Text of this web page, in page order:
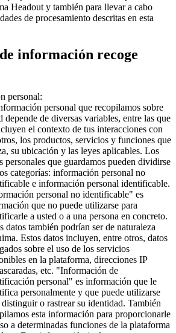
Headout y también para llevar a cabo
de procesamiento descritas en esta
información recoge
personal:
personal que recopilamos sobre
depende de diversas variables, entre las que
el contexto de tus interacciones con
los productos, servicios y funciones que
su ubicación y las leyes aplicables. Los
personales que guardamos pueden dividirse
categorías: información personal no
e información personal identificable.
personal no identificable" es
que no puede utilizarse para
a usted o a una persona en concreto.
datos también podrían ser de naturaleza
Estos datos incluyen, entre otros, datos
sobre el uso de los servicios
en la plataforma, direcciones IP
etc. "Información de
personal" es información que le
personalmente y que puede utilizarse
distinguir o rastrear su identidad. También
esta información para proporcionarle
a determinadas funciones de la plataforma